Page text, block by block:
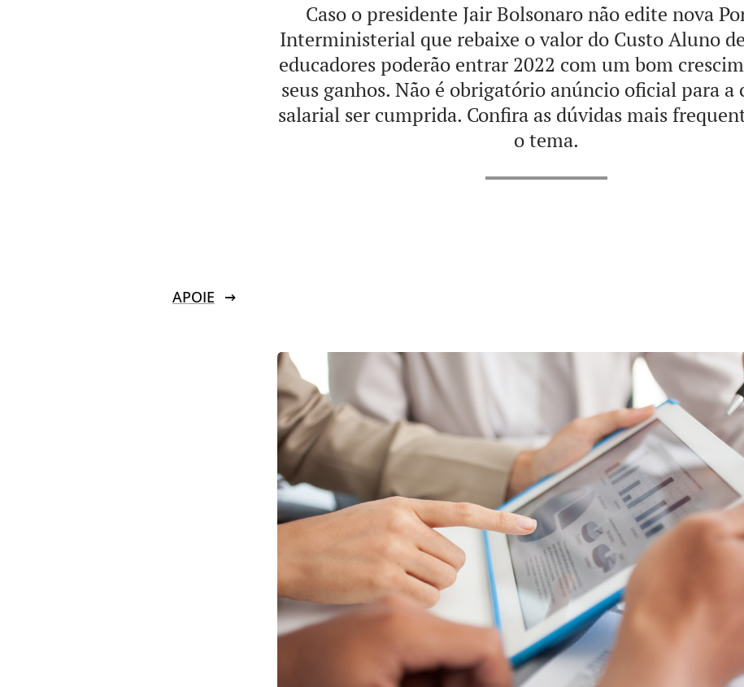
Caso o presidente Jair Bolsonaro não edite nova
Interministerial que rebaixe o valor do Custo Aluno
educadores poderão entrar 2022 com um bom
seus ganhos. Não é obrigatório anúncio oficial para a
salarial ser cumprida. Confira as dúvidas mais
o tema.
APOIE